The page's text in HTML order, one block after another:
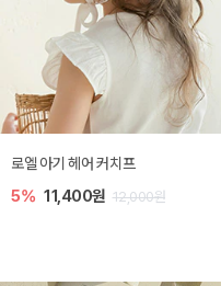
로엘 아기 헤어 커치프
5% 11,400원 12,000원